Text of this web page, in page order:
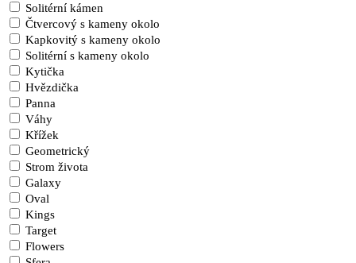
Solitérní kámen
Čtvercový s kameny okolo
Kapkovitý s kameny okolo
Solitérní s kameny okolo
Kytička
Hvězdička
Panna
Váhy
Křížek
Geometrický
Strom života
Galaxy
Oval
Kings
Target
Flowers